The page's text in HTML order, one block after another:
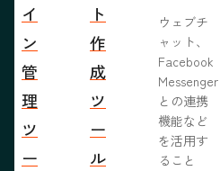
イ
ン
管
理
ツ
ー
ト
作
成
ツ
ー
ル
ウェブチ
ャット、
Facebook
Messenger
との連携
機能など
を活用す
ること